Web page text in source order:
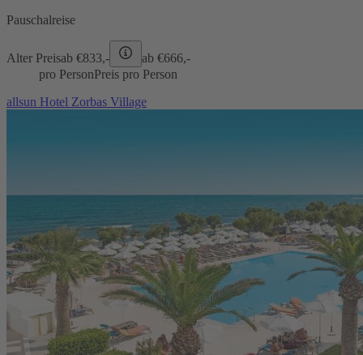
Pauschalreise
Alter Preisab €833,- ab €666,-
pro PersonPreis pro Person
allsun Hotel Zorbas Village